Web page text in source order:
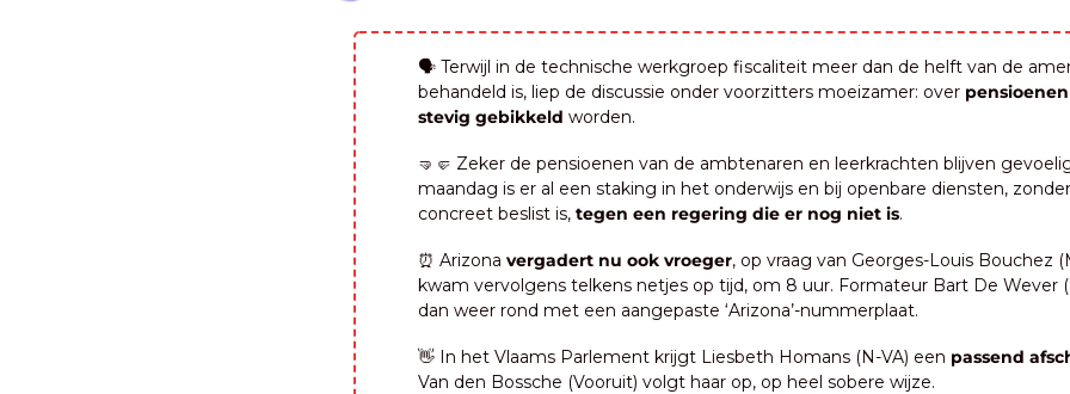
🗣️ Terwijl in de technische werkgroep fiscaliteit meer dan de helft van de
behandeld is, liep de discussie onder voorzitters moeizamer: over
stevig gebikkeld worden.
🤜 🤛 Zeker de pensioenen van de ambtenaren en leerkrachten blijven
maandag is er al een staking in het onderwijs en bij openbare diensten,
concreet beslist is, tegen een regering die er nog niet is.
⏰ Arizona vergadert nu ook vroeger, op vraag van Georges-Louis Bouchez
kwam vervolgens telkens netjes op tijd, om 8 uur. Formateur Bart De Wever
dan weer rond met een aangepaste ‘Arizona’-nummerplaat.
👋 In het Vlaams Parlement krijgt Liesbeth Homans (N-VA) een passend
Van den Bossche (Vooruit) volgt haar op, op heel sobere wijze.